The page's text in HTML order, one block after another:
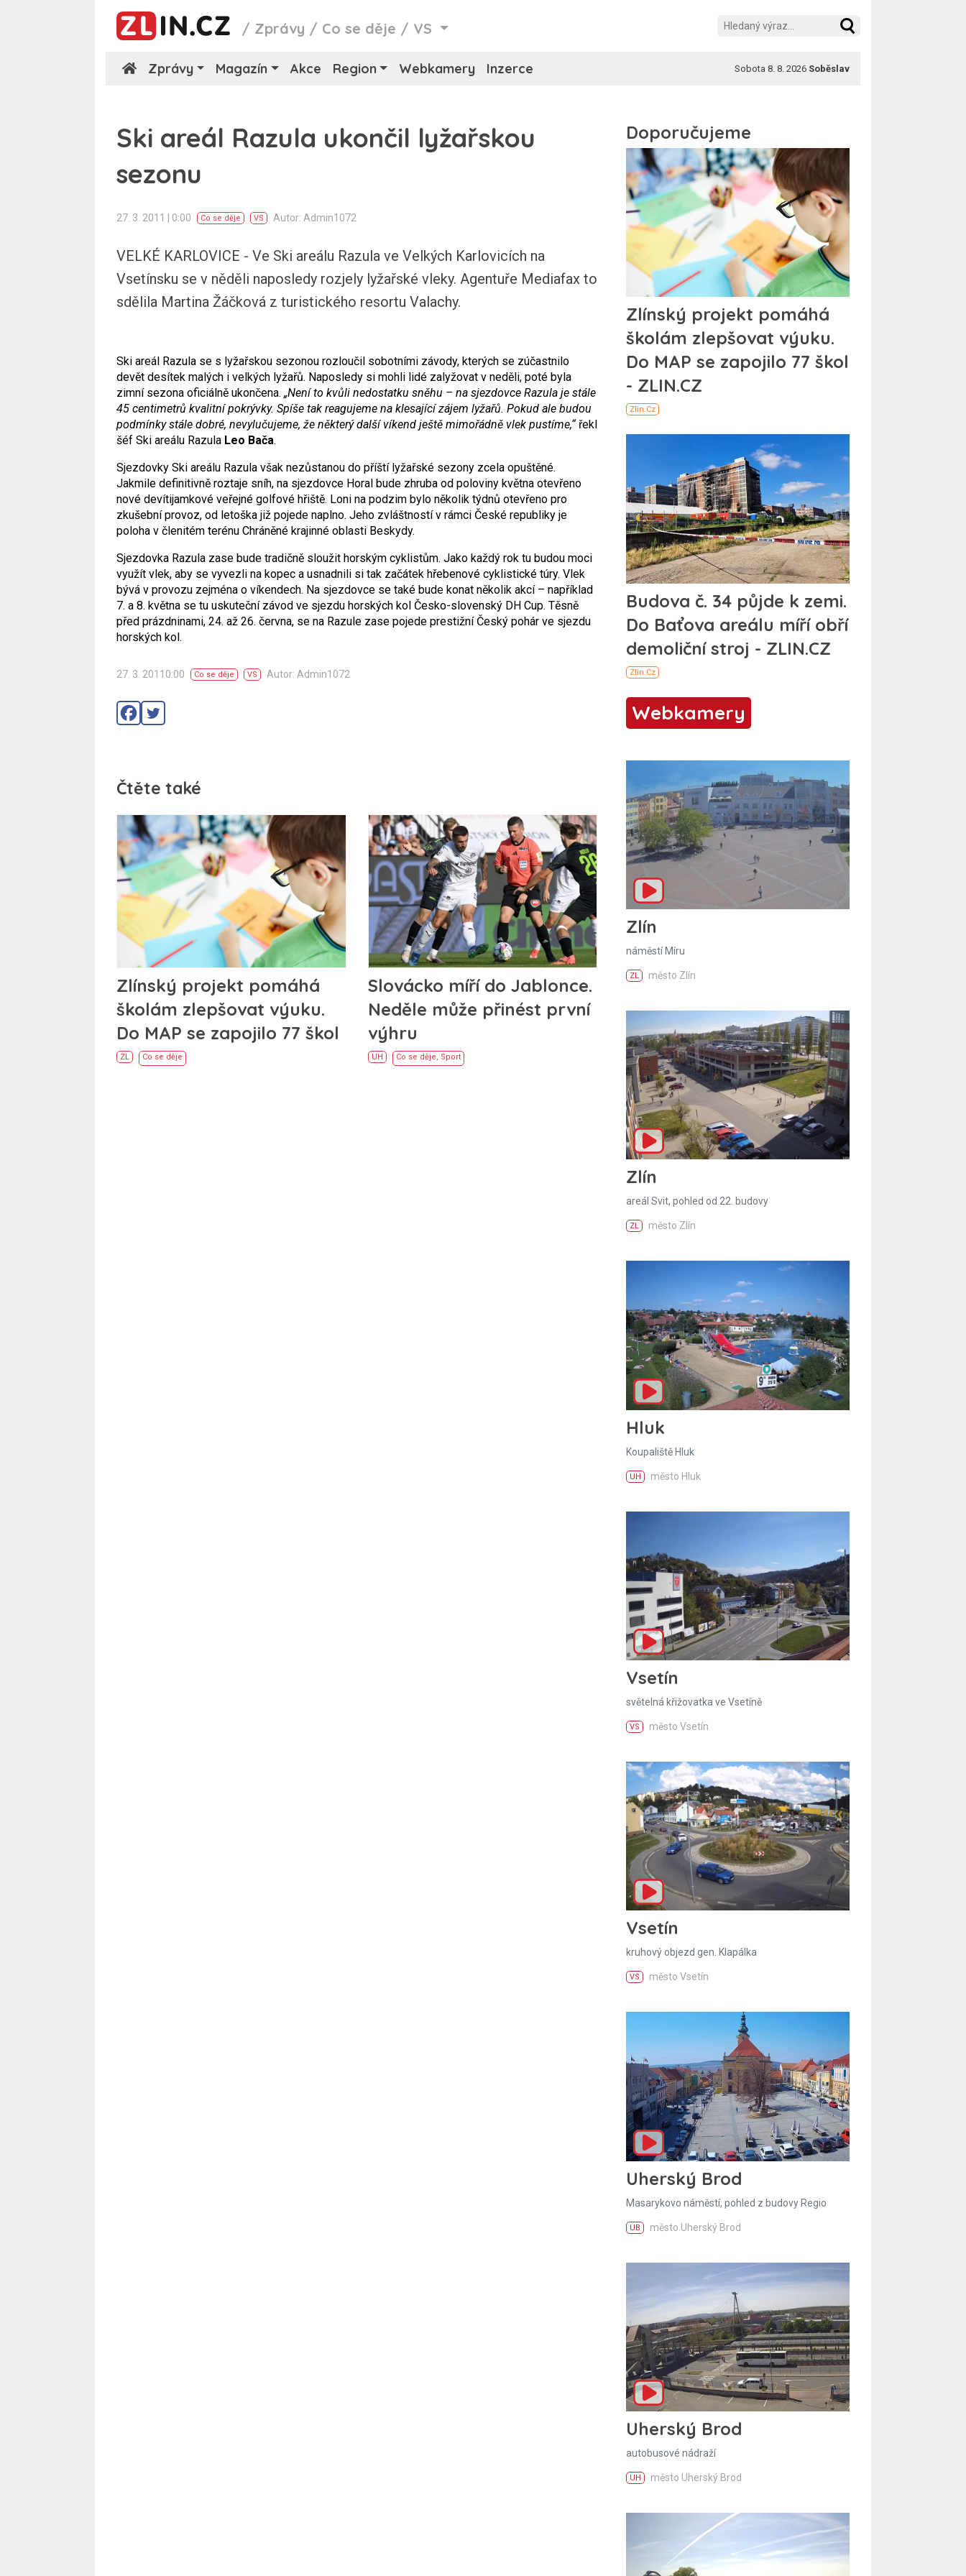
/ Zprávy / Co se děje / VS
Zprávy Magazín Akce Region Webkamery Inzerce Sobota 8. 8. 2026 Soběslav
Ski areál Razula ukončil lyžařskou
sezonu
27. 3. 2011 | 0:00 Co se děje VS Autor: Admin1072
VELKÉ KARLOVICE - Ve Ski areálu Razula ve Velkých Karlovicích na
Vsetínsku se v něděli naposledy rozjely lyžařské vleky. Agentuře Mediafax to
sdělila Martina Žáčková z turistického resortu Valachy.
Ski areál Razula se s lyžařskou sezonou rozloučil sobotními závody, kterých se zúčastnilo
devět desítek malých i velkých lyžařů. Naposledy si mohli lidé zalyžovat v neděli, poté byla
zimní sezona oficiálně ukončena. „Není to kvůli nedostatku sněhu – na sjezdovce Razula je stále
45 centimetrů kvalitní pokrývky. Spíše tak reagujeme na klesající zájem lyžařů. Pokud ale budou
podmínky stále dobré, nevylučujeme, že některý další víkend ještě mimořádně vlek pustíme,“řekl
šéf Ski areálu Razula Leo Bača.
Sjezdovky Ski areálu Razula však nezůstanou do příští lyžařské sezony zcela opuštěné.
Jakmile definitivně roztaje sníh, na sjezdovce Horal bude zhruba od poloviny května otevřeno
nové devítijamkové veřejné golfové hřiště. Loni na podzim bylo několik týdnů otevřeno pro
zkušební provoz, od letoška již pojede naplno. Jeho zvláštností v rámci České republiky je
poloha v členitém terénu Chráněné krajinné oblasti Beskydy.
Sjezdovka Razula zase bude tradičně sloužit horským cyklistům. Jako každý rok tu budou moci
využít vlek, aby se vyvezli na kopec a usnadnili si tak začátek hřebenové cyklistické túry. Vlek
bývá v provozu zejména o víkendech. Na sjezdovce se také bude konat několik akcí – například
7. a 8. května se tu uskuteční závod ve sjezdu horských kol Česko-slovenský DH Cup. Těsně
před prázdninami, 24. až 26. června, se na Razule zase pojede prestižní Český pohár ve sjezdu
horských kol.
27. 3. 20110:00 Co se děje VS Autor: Admin1072
Čtěte také
Zlínský projekt pomáhá
školám zlepšovat výuku.
Do MAP se zapojilo 77 škol
ZL Co se děje
Slovácko míří do Jablonce.
Neděle může přinést první
výhru
UH Co se děje, Sport
Webkamery
Zlín
náměstí Míru
ZL město Zlín
Zlín
areál Svit, pohled od 22. budovy
ZL město Zlín
Hluk
Koupaliště Hluk
UH město Hluk
Vsetín
světelná křižovatka ve Vsetíně
VS město Vsetín
Vsetín
kruhový objezd gen. Klapálka
VS město Vsetín
Uherský Brod
Masarykovo náměstí, pohled z budovy Regio
UB město Uherský Brod
Uherský Brod
autobusové nádraží
UH město Uherský Brod